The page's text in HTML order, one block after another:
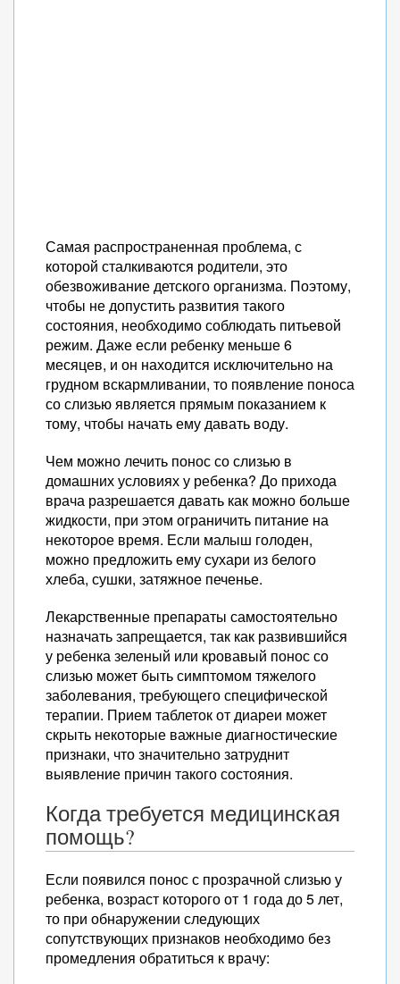
Самая распространенная проблема, с
которой сталкиваются родители, это
обезвоживание детского организма. Поэтому,
чтобы не допустить развития такого
состояния, необходимо соблюдать питьевой
режим. Даже если ребенку меньше 6
месяцев, и он находится исключительно на
грудном вскармливании, то появление поноса
со слизью является прямым показанием к
тому, чтобы начать ему давать воду.
Чем можно лечить понос со слизью в
домашних условиях у ребенка? До прихода
врача разрешается давать как можно больше
жидкости, при этом ограничить питание на
некоторое время. Если малыш голоден,
можно предложить ему сухари из белого
хлеба, сушки, затяжное печенье.
Лекарственные препараты самостоятельно
назначать запрещается, так как развившийся
у ребенка зеленый или кровавый понос со
слизью может быть симптомом тяжелого
заболевания, требующего специфической
терапии. Прием таблеток от диареи может
скрыть некоторые важные диагностические
признаки, что значительно затруднит
выявление причин такого состояния.
Когда требуется медицинская
помощь?
Если появился понос с прозрачной слизью у
ребенка, возраст которого от 1 года до 5 лет,
то при обнаружении следующих
сопутствующих признаков необходимо без
промедления обратиться к врачу: